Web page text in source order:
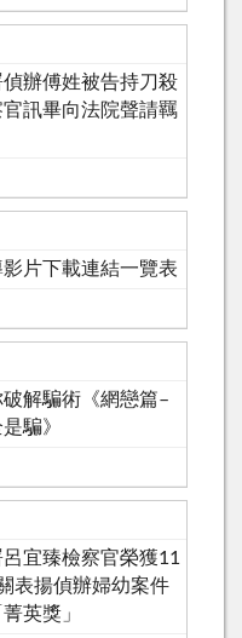
辦傅姓被告持刀殺
訊畢向法院聲請羈
片下載連結一覽表
解騙術《網戀篇–
騙》
宜臻檢察官榮獲11
表揚偵辦婦幼案件
英獎」